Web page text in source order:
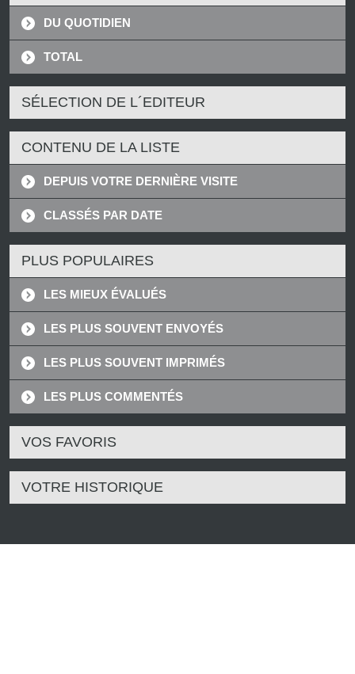
DU QUOTIDIEN
TOTAL
SÉLECTION DE L´EDITEUR
CONTENU DE LA LISTE
DEPUIS VOTRE DERNIÈRE VISITE
CLASSÉS PAR DATE
PLUS POPULAIRES
LES MIEUX ÉVALUÉS
LES PLUS SOUVENT ENVOYÉS
LES PLUS SOUVENT IMPRIMÉS
LES PLUS COMMENTÉS
VOS FAVORIS
VOTRE HISTORIQUE